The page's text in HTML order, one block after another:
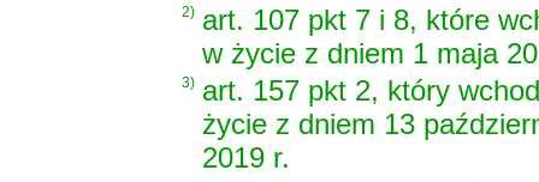
2) art. 107 pkt 7 i 8, które
w życie z dniem 1 maja
3) art. 157 pkt 2, który
życie z dniem 13
2019 r.